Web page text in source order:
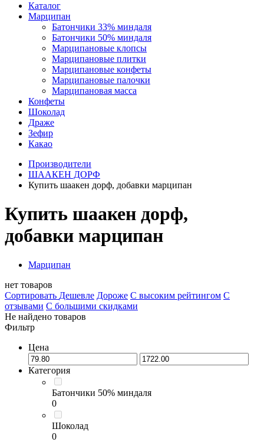
Каталог
Марципан
Батончики 33% миндаля
Батончики 50% миндаля
Марципановые клопсы
Марципановые плитки
Марципановые конфеты
Марципановые палочки
Марципановая масса
Конфеты
Шоколад
Драже
Зефир
Какао
Производители
ШААКЕН ДОРФ
Купить шаакен дорф, добавки марципан
Купить шаакен дорф,
добавки марципан
Марципан
нет товаров
Сортировать Дешевле Дороже С высоким рейтингом C
отзывами С большими скидками
Не найдено товаров
Фильтр
Цена
Категория
Батончики 50% миндаля
0
Шоколад
0